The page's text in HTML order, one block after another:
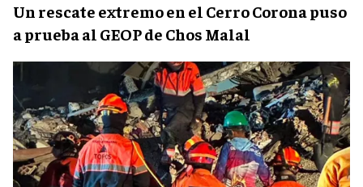
Un rescate extremo en el Cerro Corona puso
a prueba al GEOP de Chos Malal